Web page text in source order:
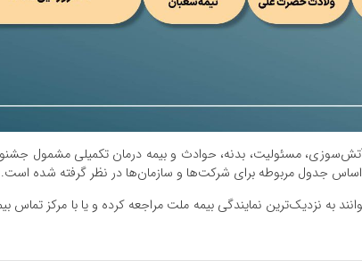
مسئولیت، بدنه، حوادث و بیمه درمان تکمیلی مشمول
به نزدیک‌ترین نمایندگی بیمه ملت مراجعه کرده و یا با مرکز تماس